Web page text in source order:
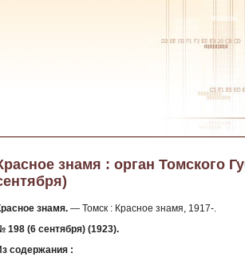
знамя : орган Томского
знамя. — Томск : Красное знамя, 1917-.
198 (6 сентября) (1923).
содержания :